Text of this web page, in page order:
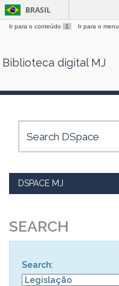
Skip
BRASIL
Ir para o conteúdo 1 Ir para o menu
Biblioteca digital MJ
DSPACE MJ
SEARCH
Search: